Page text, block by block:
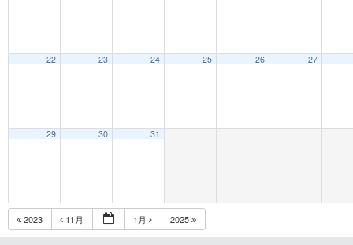
22 23 24 25 26 27
29 30 31
2023 11月 1月 2025